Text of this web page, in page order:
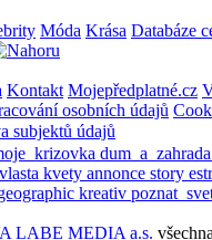
Móda Krása Databáze
Kontakt Mojepředplatné.cz
osobních údajů
subjektů údajů
dum_a_zahrada
vlasta kvety annonce story
kreativ
LABE MEDIA a.s.